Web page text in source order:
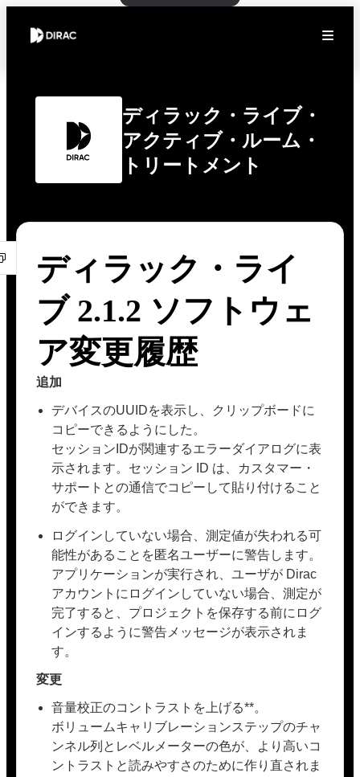
ディラック・ライブ・
アクティブ・ルーム・
トリートメント
ディラック・ライ
ブ 2.1.2 ソフトウェ
ア変更履歴
追加
デバイスのUUIDを表示し、クリップボードに
コピーできるようにした。
セッションIDが関連するエラーダイアログに表
示されます。セッション ID は、カスタマー・
サポートとの通信でコピーして貼り付けること
ができます。
ログインしていない場合、測定値が失われる可
能性があることを匿名ユーザーに警告します。
アプリケーションが実行され、ユーザが Dirac
アカウントにログインしていない場合、測定が
完了すると、プロジェクトを保存する前にログ
インするように警告メッセージが表示されま
す。
変更
音量校正のコントラストを上げる**。
ボリュームキャリブレーションステップのチャ
ンネル列とレベルメーターの色が、より高いコ
ントラストと読みやすさのために作り直されま